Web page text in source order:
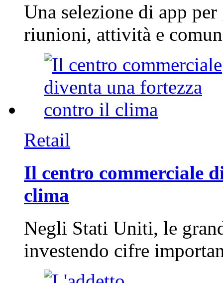
Una selezione di app
riunioni, attività e
Retail
Il centro commerciale
clima
Negli Stati Uniti, le
investendo cifre